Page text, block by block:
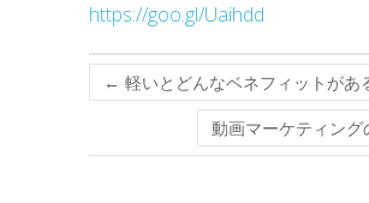
https://goo.gl/Uaihdd
← 軽いとどんなベネフィットがあ
動画マーケティング